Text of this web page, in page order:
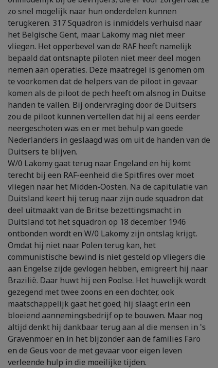
zo snel mogelijk naar hun onderdelen kunnen
terugkeren. 317 Squadron is inmiddels verhuisd naar
het Belgische Gent, maar Lakomy mag niet meer
vliegen. Het opperbevel van de RAF heeft namelijk
bepaald dat ontsnapte piloten niet meer deel mogen
nemen aan operaties. Deze maatregel is genomen om
te voorkomen dat de helpers van de piloot in gevaar
komen als de piloot de pech heeft om alsnog in Duitse
handen te vallen. Bij ondervraging door de Duitsers
zou de piloot kunnen vertellen dat hij al eens eerder
neergeschoten was en er met behulp van goede
Nederlanders in geslaagd was om uit de handen van de
Duitsers te blijven.
W/0 Lakomy gaat terug naar Engeland en hij komt
terecht bij een RAF-eenheid die Spitfires over moet
vliegen naar het Midden-Oosten. Na de capitulatie van
Duitsland keert hij terug naar zijn oude squadron dat
deel uitmaakt van de Britse bezettingsmacht in
Duitsland tot het squadron op 18 december 1946
ontbonden wordt en W/0 Lakomy zijn ontslag krijgt.
Omdat hij niet naar Polen terug kan, het
communistische bewind is niet gesteld op vliegers die
aan Engelse zijde gevlogen hebben, emigreert hij naar
Brazilië. Daar huwt hij een Poolse. Het huwelijk wordt
gezegend met twee zoons en een dochter, ook
maatschappelijk gaat het goed; hij slaagt erin een
bloeiend aannemingsbedrijf op te bouwen. Maar nog
altijd denkt hij dankbaar terug aan al die mensen in 's
Gravenmoer en in het bijzonder aan de families Faro
en de Geus voor de met gevaar voor eigen leven
verleende hulp in die moeilijke tijden.